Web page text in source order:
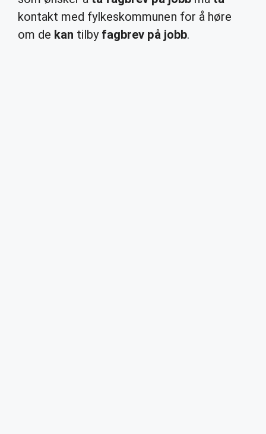
kontakt med fylkeskommunen for å høre
om de kan tilby fagbrev på jobb.